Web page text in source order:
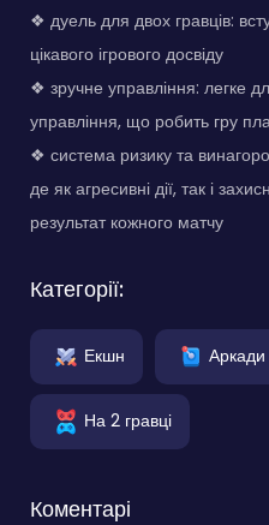
❖ дуель для двох гравців:
цікавого ігрового досвіду
❖ зручне управління: легке
управління, що робить гру
❖ система ризику та
де як агресивні дії, так і
результат кожного матчу
Категорії:
Екшн Аркади
На 2 гравці
Коментарі